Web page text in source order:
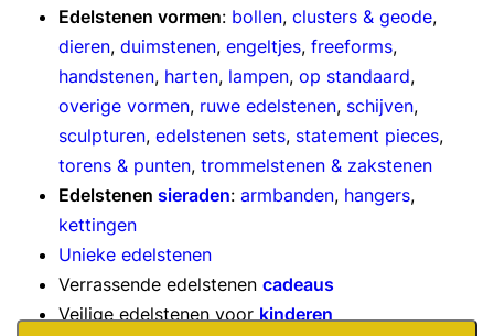
Edelstenen vormen: bollen, clusters & geode,
dieren, duimstenen, engeltjes, freeforms,
handstenen, harten, lampen, op standaard,
overige vormen, ruwe edelstenen, schijven,
sculpturen, edelstenen sets, statement pieces,
torens & punten, trommelstenen & zakstenen
Edelstenen sieraden: armbanden, hangers,
kettingen
Unieke edelstenen
Verrassende edelstenen cadeaus
Veilige edelstenen voorkinderen